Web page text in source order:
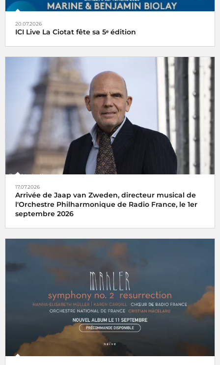
20.07.2026
ICI Live La Ciotat fête sa 5ᵉ édition
17.07.2026
Arrivée de Jaap van Zweden, directeur musical de
l'Orchestre Philharmonique de Radio France, le 1er
septembre 2026